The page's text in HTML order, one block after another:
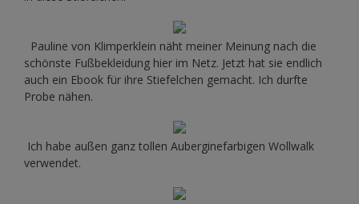
Pauline von Klimperklein näht meiner Meinung nach die
schönste Fußbekleidung hier im Netz. Jetzt hat sie endlich
auch ein Ebook für ihre Stiefelchen gemacht. Ich durfte
Probe nähen.
Ich habe außen ganz tollen Auberginefarbigen Wollwalk
verwendet.